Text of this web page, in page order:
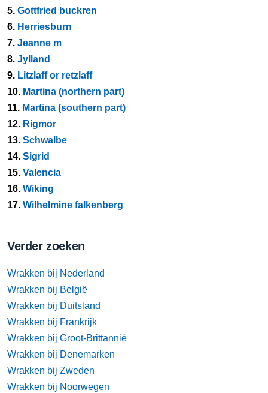
5. Gottfried buckren
6. Herriesburn
7. Jeanne m
8. Jylland
9. Litzlaff or retzlaff
10. Martina (northern part)
11. Martina (southern part)
12. Rigmor
13. Schwalbe
14. Sigrid
15. Valencia
16. Wiking
17. Wilhelmine falkenberg
Verder zoeken
Wrakken bij Nederland
Wrakken bij België
Wrakken bij Duitsland
Wrakken bij Frankrijk
Wrakken bij Groot-Brittannië
Wrakken bij Denemarken
Wrakken bij Zweden
Wrakken bij Noorwegen